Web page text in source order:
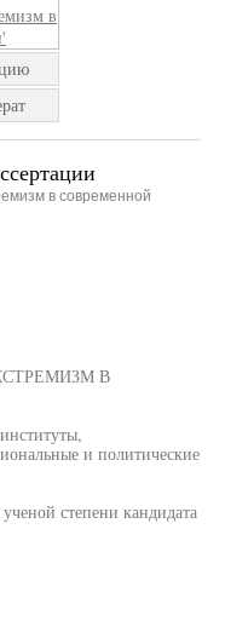
в современной
В
и политические
степени кандидата